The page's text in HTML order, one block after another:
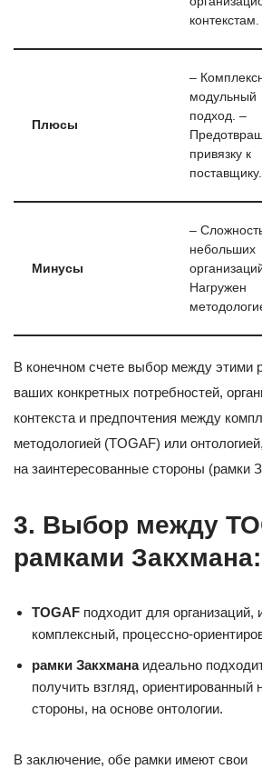
контекстам.
Плюсы
–
модульный
подход. –
привязку к
поставщику.
Минусы
–
небольших
Нагружен
В конечном счете выбор между этими
ваших конкретных потребностей,
контекста и предпочтения между
методологией (TOGAF) или
на заинтересованные стороны (рамки
3. Выбор между
рамками Закхмана:
TOGAF подходит для
комплексный, процессно-
рамки Закхманаидеально
получить взгляд, ориентированный
стороны, на основе онтологии.
В заключение, обе рамки имеют свои